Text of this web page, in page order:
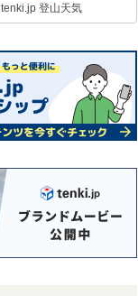
tenki.jp 登山天気